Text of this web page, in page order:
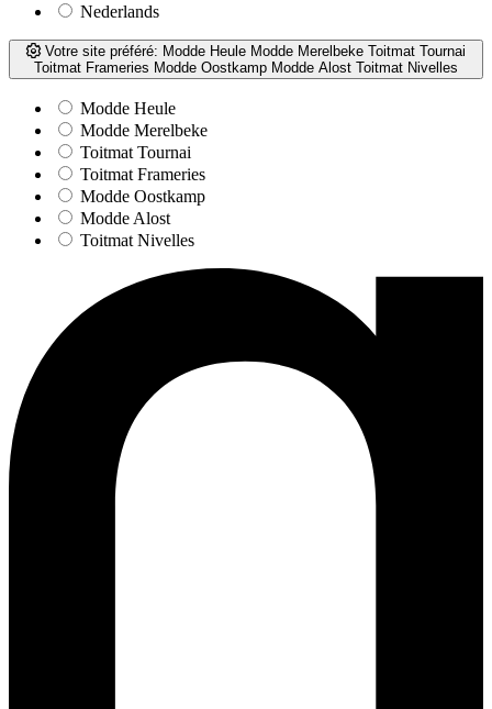
Nederlands
Votre site préféré: Modde Heule Modde Merelbeke Toitmat Tournai
Toitmat Frameries Modde Oostkamp Modde Alost Toitmat Nivelles
Modde Heule
Modde Merelbeke
Toitmat Tournai
Toitmat Frameries
Modde Oostkamp
Modde Alost
Toitmat Nivelles